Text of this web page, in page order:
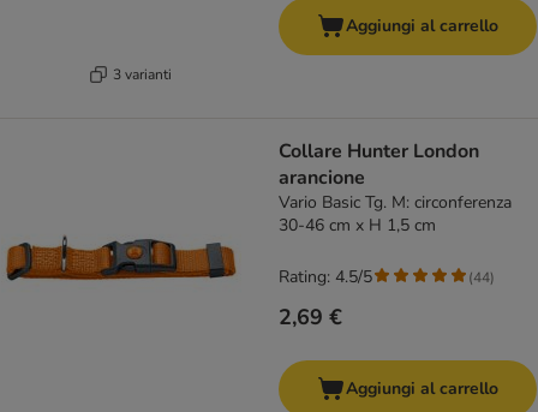
3 varianti
Aggiungi al carrello
Collare Hunter London
arancione
Vario Basic Tg. M: circonferenza
30-46 cm x H 1,5 cm
2,69 €
Rating: 4.5/5 (44)
Aggiungi al carrello